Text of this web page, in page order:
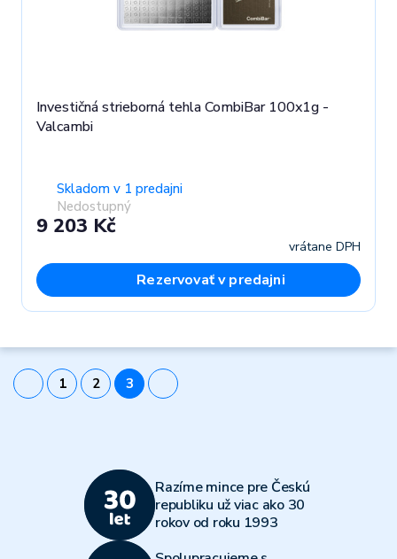
Investičná strieborná tehla CombiBar 100x1g -
Valcambi
Skladom v 1 predajni
Nedostupný
9 203 Kč
vrátane DPH
Rezervovať v predajni
1 2 3
Razíme mince pre Českú
republiku už viac ako 30
rokov od roku 1993